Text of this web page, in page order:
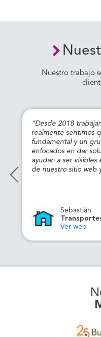
Nuestro trabajo
"Desde 2018
realmente sentimos
fundamental y un
enfocados en dar
ayudan a ser
de nuestro sitio web
Sebastián
Ver web